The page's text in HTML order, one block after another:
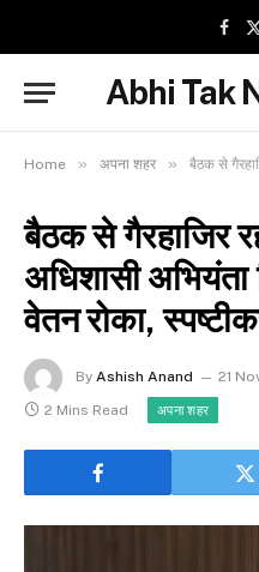
Abhi Tak
Home » अपना शहर » बैठक से गैरहाजिर रहना
बैठक से गैरहाजिर
अधिशासी
वेतन रोका,
By Ashish Anand 21
2 Mins Read
अपना शहर